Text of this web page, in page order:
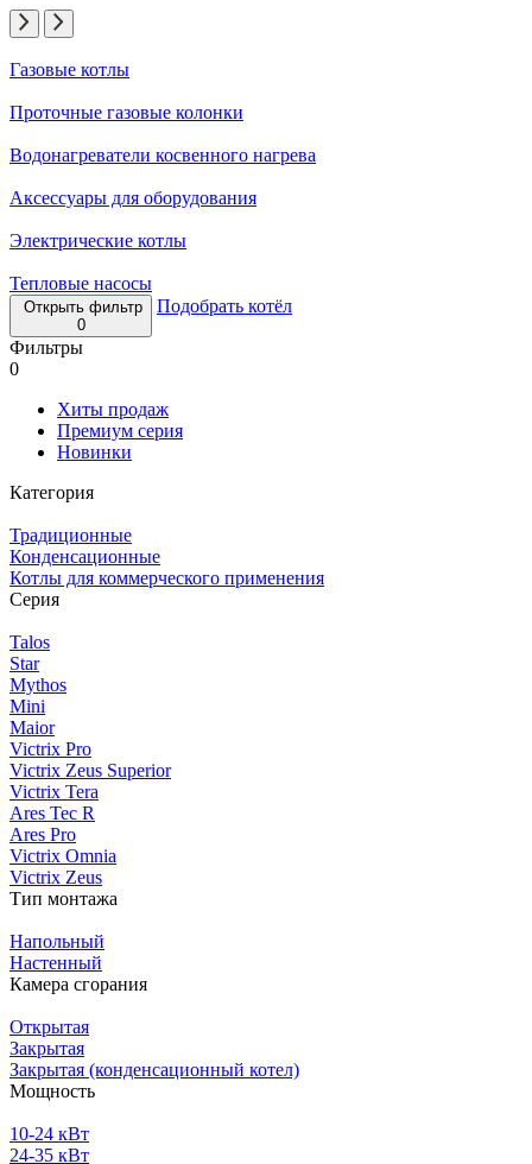
Газовые котлы
Проточные газовые колонки
Водонагреватели косвенного нагрева
Аксессуары для оборудования
Электрические котлы
Тепловые насосы
Открыть фильтр
0
Подобрать котёл
Фильтры
0
Хиты продаж
Премиум серия
Новинки
Категория
Традиционные
Конденсационные
Котлы для коммерческого применения
Серия
Talos
Star
Mythos
Mini
Maior
Victrix Pro
Victrix Zeus Superior
Victrix Tera
Ares Tec R
Ares Pro
Victrix Omnia
Victrix Zeus
Тип монтажа
Напольный
Настенный
Камера сгорания
Открытая
Закрытая
Закрытая (конденсационный котел)
Мощность
10-24 кВт
24-35 кВт